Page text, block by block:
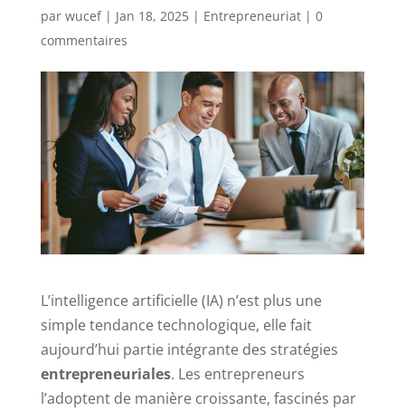
par wucef| Jan 18, 2025| Entrepreneuriat| 0
commentaires
L’intelligence artificielle (IA) n’est plus une
simple tendance technologique, elle fait
aujourd’hui partie intégrante des stratégies
entrepreneuriales. Les entrepreneurs
l’adoptent de manière croissante, fascinés par